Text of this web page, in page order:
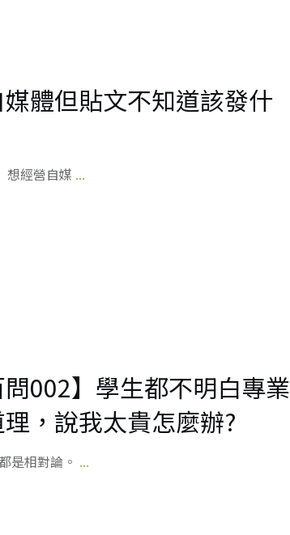
體但貼文不知道該發什
想經營自媒 ...
問002】學生都不明白專業
，說我太貴怎麼辦?
是相對論。 ...